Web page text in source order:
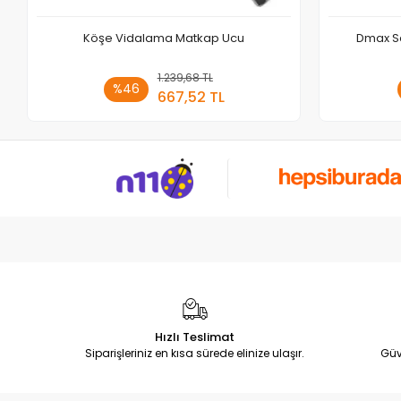
Köşe Vidalama Matkap Ucu
%46
1.239,68 TL
667,52 TL
Sepete Ekle
Dmax
Hızlı Teslimat
Siparişleriniz en kısa sürede elinize ulaşır.